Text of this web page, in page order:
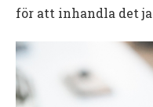
för att inhandla det